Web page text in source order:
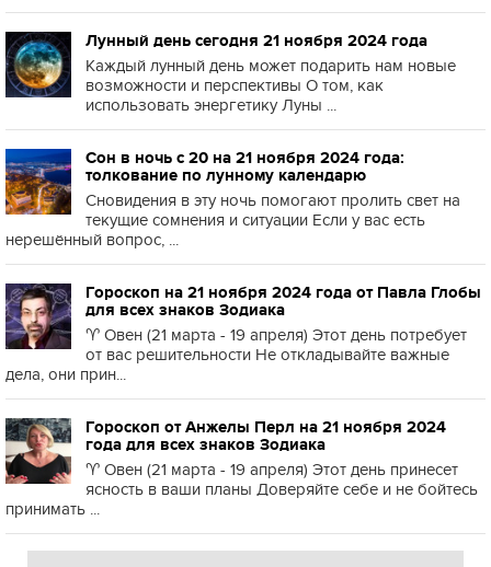
Лунный день сегодня 21 ноября 2024 года
Каждый лунный день может подарить нам новые
возможности и перспективы О том, как
использовать энергетику Луны ...
Сон в ночь с 20 на 21 ноября 2024 года:
толкование по лунному календарю
Сновидения в эту ночь помогают пролить свет на
текущие сомнения и ситуации Если у вас есть
нерешённый вопрос, ...
Гороскоп на 21 ноября 2024 года от Павла Глобы
для всех знаков Зодиака
♈️ Овен (21 марта - 19 апреля) Этот день потребует
от вас решительности Не откладывайте важные
дела, они прин...
Гороскоп от Анжелы Перл на 21 ноября 2024
года для всех знаков Зодиака
♈️ Овен (21 марта - 19 апреля) Этот день принесет
ясность в ваши планы Доверяйте себе и не бойтесь
принимать ...